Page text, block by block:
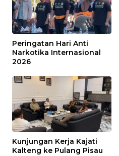
Peringatan Hari Anti
Narkotika Internasional
2026
Kunjungan Kerja Kajati
Kalteng ke Pulang Pisau